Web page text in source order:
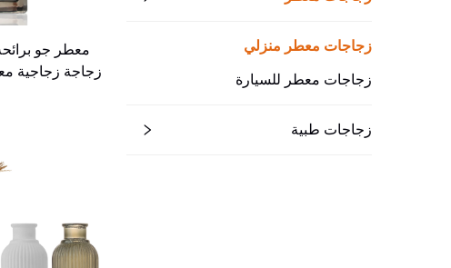
زجاجات معطر منزلي
زجاجات معطر للسيارة
زجاجات طبية
معطر جو